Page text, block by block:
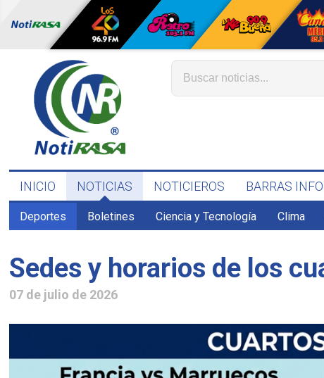
INICIO NOTICIAS NOTICIEROS BARRAS
Deportes Boletines Ciencia y Tecnología Clima
Sedes y horarios de los
07 de julio de 2026